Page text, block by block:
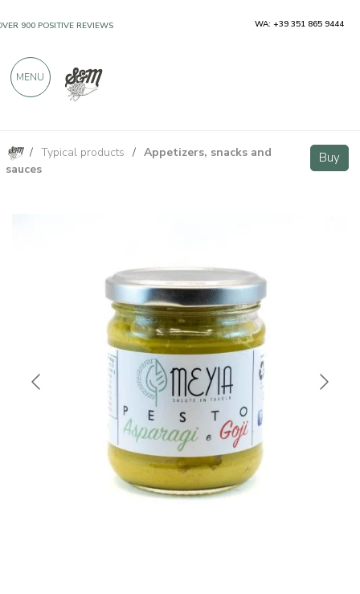
/ Typical products / Appetizers, snacks and
sauces
Buy
Asparagus and Goji Pesto 180g Buy
900 POSITIVE REVIEWS WA: +39 351 865 9444
MENU